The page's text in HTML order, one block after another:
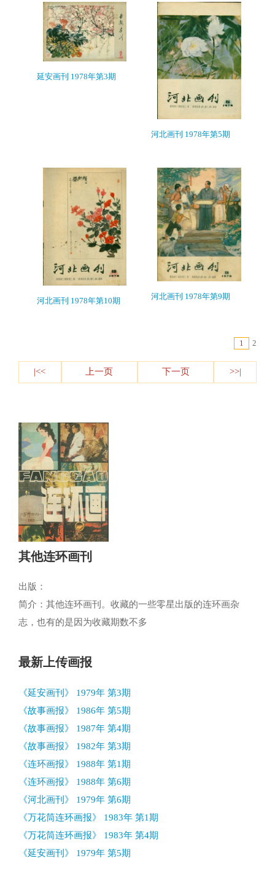
延安画刊 1978年第3期
河北画刊 1978年第5期
河北画刊 1978年第10期
河北画刊 1978年第9期
1 2
|<< 上一页 下一页 >>|
其他连环画刊
出版：
简介：其他连环画刊。收藏的一些零星出版的连环画杂
志，也有的是因为收藏期数不多
最新上传画报
《延安画刊》 1979年 第3期
《故事画报》 1986年 第5期
《故事画报》 1987年 第4期
《故事画报》 1982年 第3期
《连环画报》 1988年 第1期
《连环画报》 1988年 第6期
《河北画刊》 1979年 第6期
《万花筒连环画报》 1983年 第1期
《万花筒连环画报》 1983年 第4期
《延安画刊》 1979年 第5期